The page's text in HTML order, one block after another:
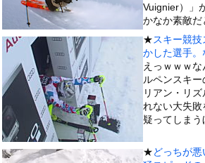
【黒歴史】こういう昔の大学ヤリサーの流出エロ動
韓国人「安貞桓が韓国代表に激怒！『惨憺たる結果
ケンタッキーとか言う唐揚げ屋ｗｗｗｗｗ
【画像】このAVが性癖ブッ刺さりで精子ドクドク作
【悲報】味噌ラーメンで行列、出来ない
【中国】男の子が爆竹に点火 マンホールが爆発し
【画像】伊藤舞雪とかいうＡＶ女優ｗｗｗｗｗｗｗｗ
【緊急】肛門にスティックのり入れたけど出てこな
Vuignier）」
かなか素敵だ
★スキー競
かした選手。
えっｗｗｗ
ルペンスキ
リアン・リ
れない大失敗
疑ってしま
★どっちが